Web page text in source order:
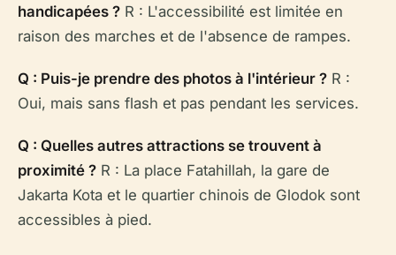
handicapées ? R : L'accessibilité est limitée en
raison des marches et de l'absence de rampes.
Q : Puis-je prendre des photos à l'intérieur ? R :
Oui, mais sans flash et pas pendant les services.
Q : Quelles autres attractions se trouvent à
proximité ? R : La place Fatahillah, la gare de
Jakarta Kota et le quartier chinois de Glodok sont
accessibles à pied.